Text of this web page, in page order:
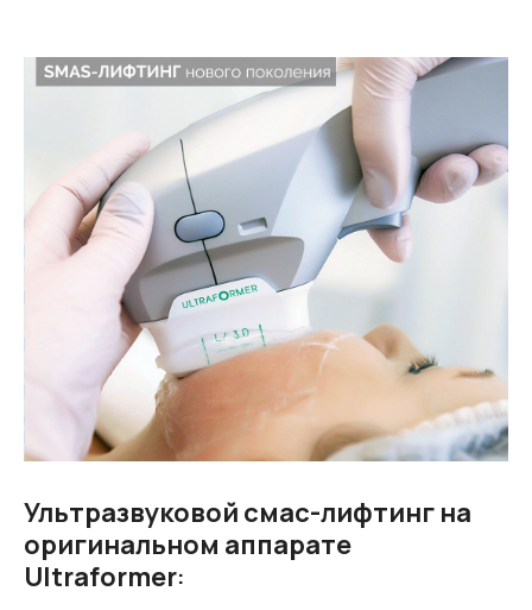
Ультразвуковой смас-лифтинг на
оригинальном аппарате
Ultraformer: